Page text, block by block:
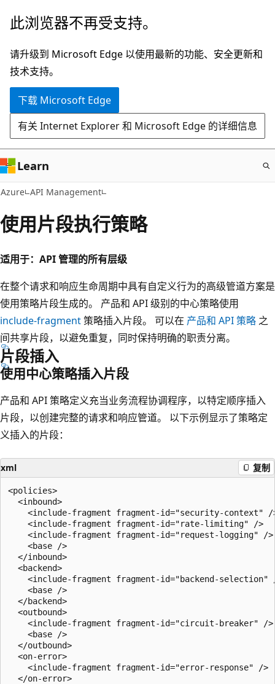
跳
主
要
内
此浏览器不再受支持。
请升级到 Microsoft Edge 以使用最新的功能、安全更新和
技术支持。
下载 Microsoft Edge
有关 Internet Explorer 和 Microsoft Edge 的详细信息
Learn
Azure API Management
使用片段执行策略
适用于：API 管理的所有层级
在整个请求和响应生命周期中具有自定义行为的高级管道方案是
使用策略片段生成的。 产品和 API 级别的中心策略使用
include-fragment策略插入片段。 可以在 产品和 API 策略 之
间共享片段，以避免重复，同时保持明确的职责分离。
片段插入
使用中心策略插入片段
产品和 API 策略定义充当业务流程协调程序，以特定顺序插入
片段，以创建完整的请求和响应管道。 以下示例显示了策略定
义插入的片段：
xml 复制
<policies>
  <inbound>
<include-fragment fragment-id="security-context" /
    <include-fragment fragment-id="rate-limiting" />
    <include-fragment fragment-id="request-logging" />
    <base />
  </inbound>
  <backend>
<include-fragment fragment-id="backend-selection"
    <base />
  </backend>
  <outbound>
    <include-fragment fragment-id="circuit-breaker" />
    <base />
  </outbound>
  <on-error>
    <include-fragment fragment-id="error-response" />
  </on-error>